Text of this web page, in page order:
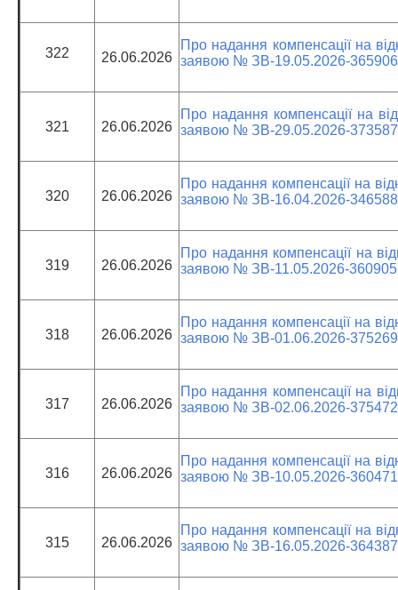
322 26.06.2026
Про надання компенсації на
заявою № ЗВ-19.05.2026-365906
321 26.06.2026
Про надання компенсації на
заявою № ЗВ-29.05.2026-373587
320 26.06.2026
Про надання компенсації на
заявою № ЗВ-16.04.2026-346588
319 26.06.2026
Про надання компенсації на
заявою № ЗВ-11.05.2026-360905
318 26.06.2026
Про надання компенсації на
заявою № ЗВ-01.06.2026-375269
317 26.06.2026
Про надання компенсації на
заявою № ЗВ-02.06.2026-375472
316 26.06.2026
Про надання компенсації на
заявою № ЗВ-10.05.2026-360471
315 26.06.2026
Про надання компенсації на
заявою № ЗВ-16.05.2026-364387